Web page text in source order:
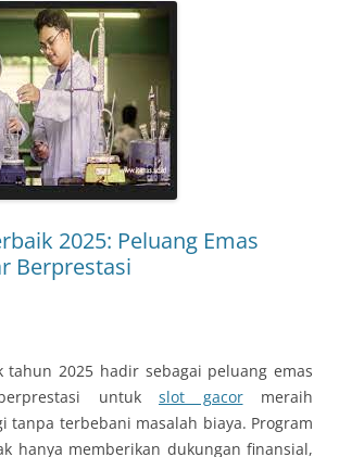
2025: Peluang Emas
Berprestasi
tahun 2025 hadir sebagai peluang emas
untuk slot gacormeraih
tanpa terbebani masalah biaya. Program
hanya memberikan dukungan finansial,